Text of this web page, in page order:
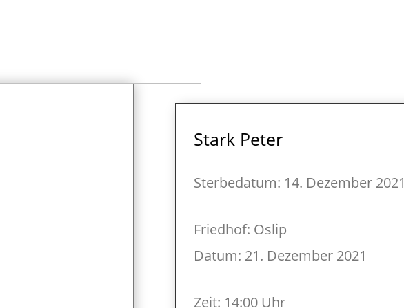
Stark Peter
Sterbedatum: 14. Dezember 2021
Friedhof: Oslip
Datum: 21. Dezember 2021
Zeit: 14:00 Uhr